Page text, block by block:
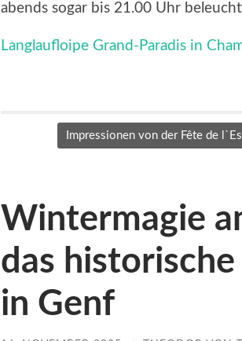
abends sogar bis 21.00 Uhr
Langlaufloipe Grand-Paradis in
Impressionen von der Fête de
Wintermagie
das historische
in Genf